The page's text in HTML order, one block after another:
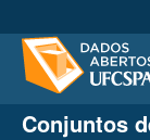
Conjuntos de
Conjuntos